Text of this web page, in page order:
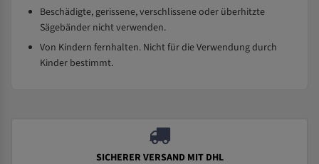
Beschädigte, gerissene, verschlissene oder überhitzte
Sägebänder nicht verwenden.
Von Kindern fernhalten. Nicht für die Verwendung durch
Kinder bestimmt.
SICHERER VERSAND MIT DHL